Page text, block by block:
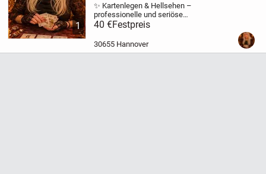
1
✨ Kartenlegen & Hellsehen –
professionelle und seriöse
Lebensberatung mit
Lenormandkarten
zuVergangenheit • Gegenwart •
Zukunft Liebevoll, ehrlich, einfühlsam und
40 €Festpreis
30655 Hannover